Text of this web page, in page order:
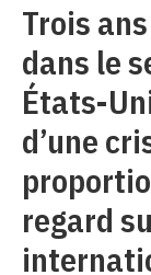
Trois
dans le
États-
d’une
regard